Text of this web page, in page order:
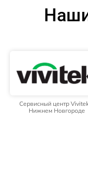
Сервисный центр
Нижнем Новгороде